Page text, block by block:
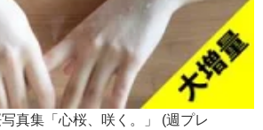
写真集「心桜、咲く。」 (週プレ